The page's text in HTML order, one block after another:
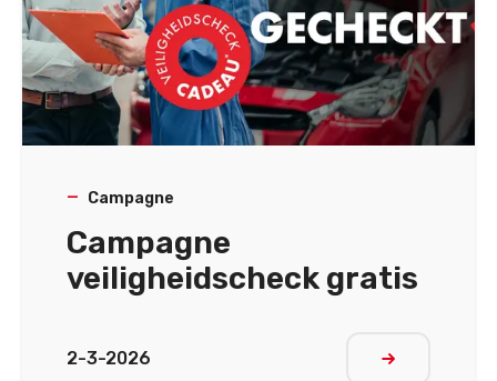
Campagne
Campagne
veiligheidscheck gratis
2-3-2026
Meer lezen